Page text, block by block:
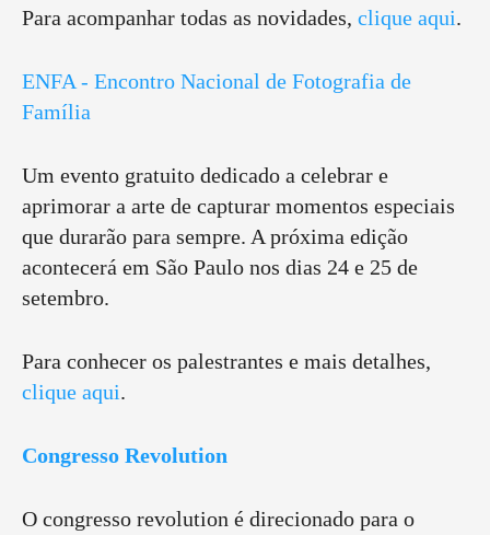
Para acompanhar todas as novidades, clique aqui.
ENFA - Encontro Nacional de Fotografia de
Família
Um evento gratuito dedicado a celebrar e
aprimorar a arte de capturar momentos especiais
que durarão para sempre. A próxima edição
acontecerá em São Paulo nos dias 24 e 25 de
setembro.
Para conhecer os palestrantes e mais detalhes,
clique aqui.
Congresso Revolution
O congresso revolution é direcionado para o